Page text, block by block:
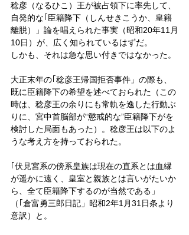
稔彦（なるひこ）王が被占領下に率先して、
自発的な｢臣籍降下（しんせきこうか、皇籍
離脱）」論を唱えられた事実（昭和20年11月
10日）が、広く知られているはずだ。
しかも、それは急な思い付きではなかった。
大正末年の｢稔彦王帰国拒否事件」の際も、
既に臣籍降下の希望を述べておられた（この
時は、稔彦王の余りにも常軌を逸した行動ぶ
りに、宮中首脳部が“懲戒的な”臣籍降下がを
検討した局面もあった）。稔彦王は以下のよ
うな考え方を持っておられた。
｢伏見宮系の傍系皇族は現在の直系とは血縁
が遥かに遠く、皇室と親族とは言いがたいか
ら、全て臣籍降下するのが当然である」
（｢倉富勇三郎日記」昭和2年1月31日条より
意訳）と。